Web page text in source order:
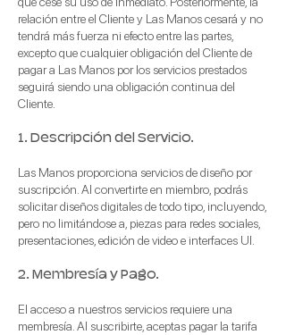
relación entre el Cliente y Las Manos cesará y no
tendrá más fuerza ni efecto entre las partes,
excepto que cualquier obligación del Cliente de
pagar a Las Manos por los servicios prestados
seguirá siendo una obligación continua del
Cliente.
1. Descripción del Servicio.
Las Manos proporciona servicios de diseño por
suscripción. Al convertirte en miembro, podrás
solicitar diseños digitales de todo tipo, incluyendo,
pero no limitándose a, piezas para redes sociales,
presentaciones, edición de video e interfaces UI.
2. Membresía y Pago.
El acceso a nuestros servicios requiere una
membresía. Al suscribirte, aceptas pagar la tarifa